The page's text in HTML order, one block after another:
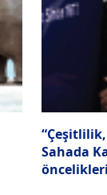
Sahada